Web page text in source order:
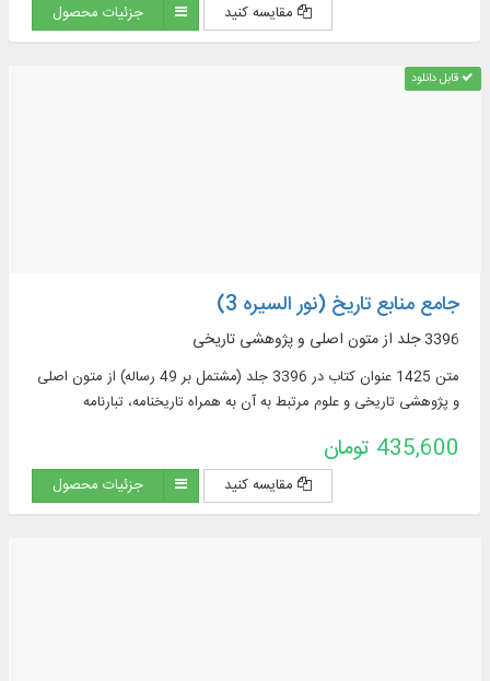
مقایسه کنید جزئیات محصول
قابل دانلود
جامع منابع تاریخ (نور السیره 3)
3396 جلد از متون اصلی و پژوهشی تاریخی
متن 1425 عنوان کتاب در 3396 جلد (مشتمل بر 49 رساله) از متون اصلی
و پژوهشی تاریخی و علوم مرتبط به آن به همراه تاریخنامه، تبارنامه
435,600 تومان
مقایسه کنید جزئیات محصول